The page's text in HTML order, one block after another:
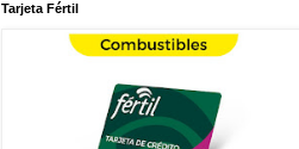
Tarjeta Fértil